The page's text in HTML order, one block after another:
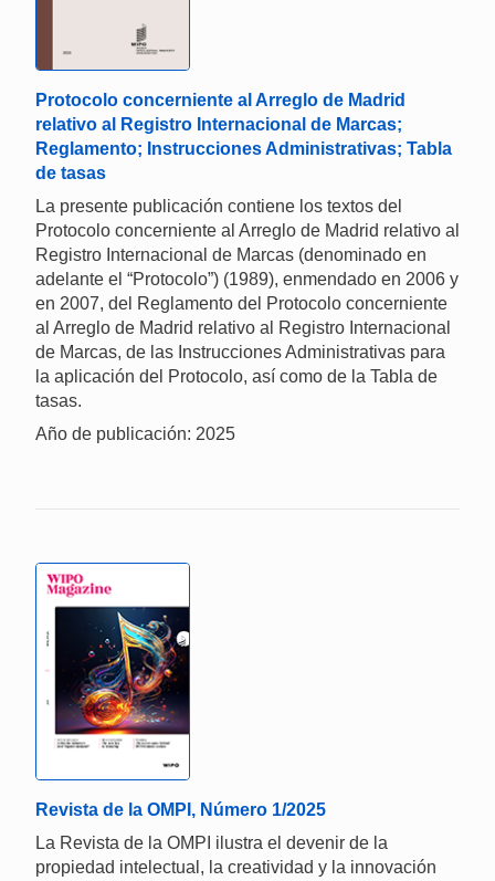
Protocolo concerniente al Arreglo de Madrid
relativo al Registro Internacional de Marcas;
Reglamento; Instrucciones Administrativas; Tabla
de tasas
La presente publicación contiene los textos del
Protocolo concerniente al Arreglo de Madrid relativo al
Registro Internacional de Marcas (denominado en
adelante el “Protocolo”) (1989), enmendado en 2006 y
en 2007, del Reglamento del Protocolo concerniente
al Arreglo de Madrid relativo al Registro Internacional
de Marcas, de las Instrucciones Administrativas para
la aplicación del Protocolo, así como de la Tabla de
tasas.
Año de publicación: 2025
Revista de la OMPI, Número 1/2025
La Revista de la OMPI ilustra el devenir de la
propiedad intelectual, la creatividad y la innovación